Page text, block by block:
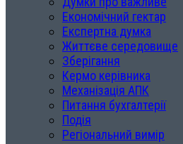
Економічний гектар
Експертна думка
Життєве середовище
Зберігання
Кермо керівника
Механізація АПК
Питання бухгалтерії
Подія
Регіональний вимір